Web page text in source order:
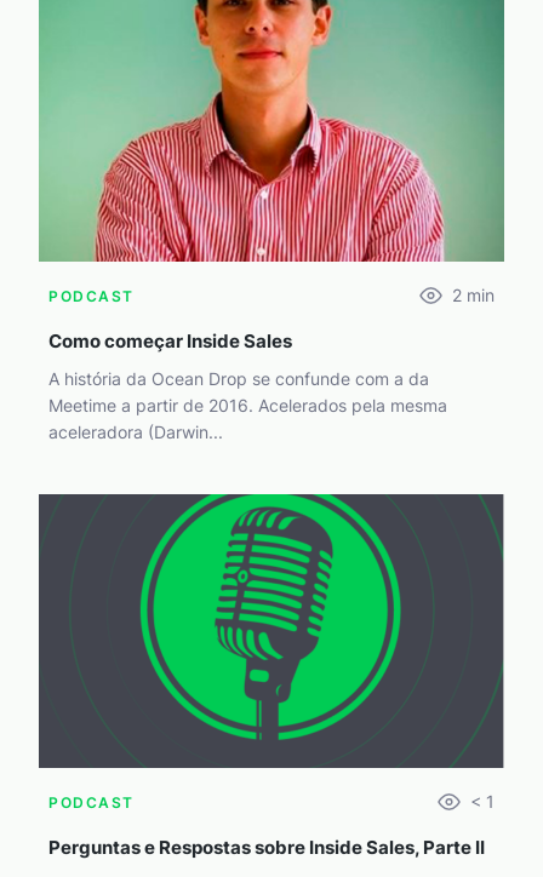
PODCAST 2 min
Como começar Inside Sales
A história da Ocean Drop se confunde com a da
Meetime a partir de 2016. Acelerados pela mesma
aceleradora (Darwin...
PODCAST < 1
Perguntas e Respostas sobre Inside Sales, Parte II